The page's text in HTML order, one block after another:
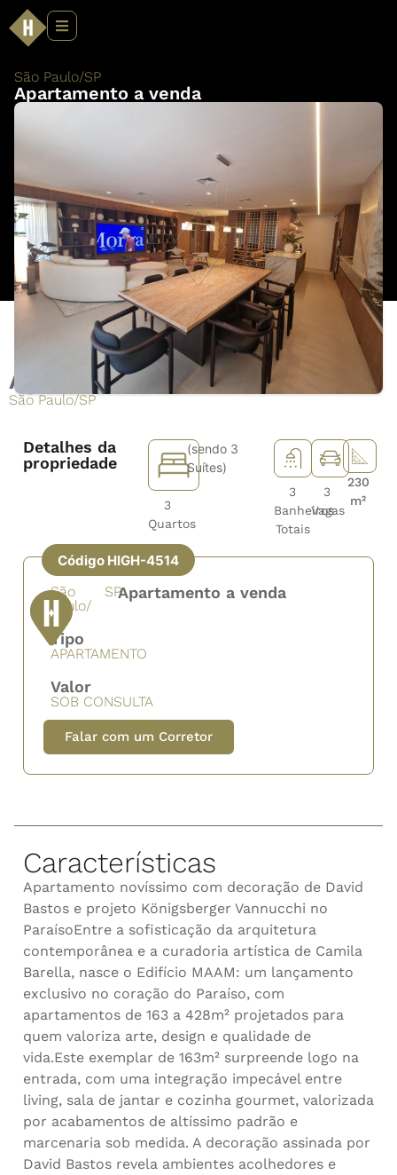
São Paulo/SP
Apartamento a venda
Apartamento a venda
São Paulo/SP
Detalhes da
propriedade
3
Quartos
(sendo 3
Suítes)
3
Banheiros
Totais
3
Vagas
230
m²
Código HIGH-4514
São
Paulo/
SPApartamento a venda
Tipo
APARTAMENTO
Valor
SOB CONSULTA
Falar com um Corretor
Características
Apartamento novíssimo com decoração de David
Bastos e projeto Königsberger Vannucchi no
ParaísoEntre a sofisticação da arquitetura
contemporânea e a curadoria artística de Camila
Barella, nasce o Edifício MAAM: um lançamento
exclusivo no coração do Paraíso, com
apartamentos de 163 a 428m² projetados para
quem valoriza arte, design e qualidade de
vida.Este exemplar de 163m² surpreende logo na
entrada, com uma integração impecável entre
living, sala de jantar e cozinha gourmet, valorizada
por acabamentos de altíssimo padrão e
marcenaria sob medida. A decoração assinada por
David Bastos revela ambientes acolhedores e